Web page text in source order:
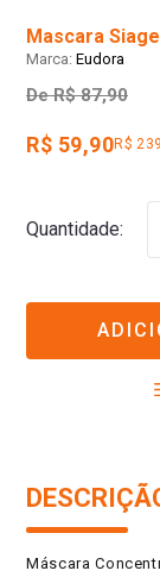
Mascara
Eudora
De R$ 87,90
R$ 59,90R$
Quantidade
Máscara